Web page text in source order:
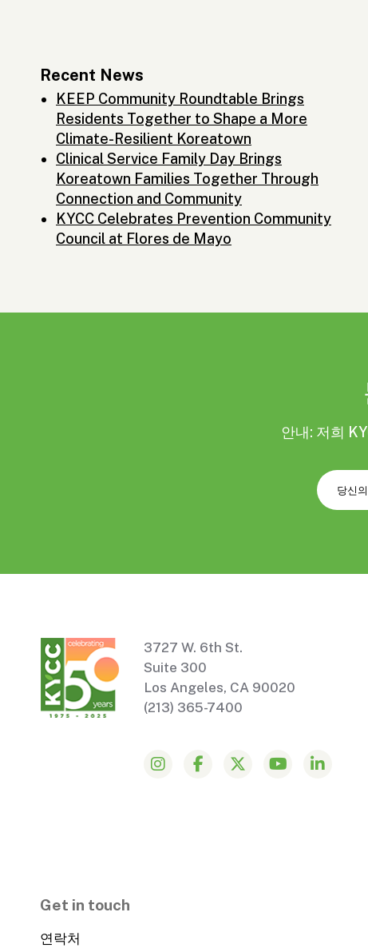
Recent News
KEEP Community Roundtable Brings
Residents Together to Shape a More
Climate-Resilient Koreatown
Clinical Service Family Day Brings
Koreatown Families Together Through
Connection and Community
KYCC Celebrates Prevention Community
Council at Flores de Mayo
안내: 저희
3727 W. 6th St.
Suite 300
Los Angeles, CA 90020
(213) 365-7400
Get in touch
연락처